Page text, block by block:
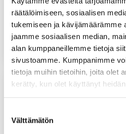
räätälöimiseen, sosiaalisen
tukemiseen ja kävijämäärämme
jaamme sosiaalisen median,
alan kumppaneillemme tietoja
sivustoamme. Kumppanimme
tietoja muihin tietoihin, joita olet
kerätty, kun olet käyttänyt heidän
valinta
Välttämätön
Sähköasentaja |
perustutkinto
JATKUVA HAKU
Projektinhallinta |